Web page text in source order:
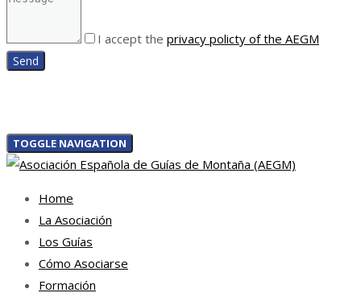
I accept the privacy policty of the AEGM
TOGGLE NAVIGATION
Home
La Asociación
Los Guías
Cómo Asociarse
Formación